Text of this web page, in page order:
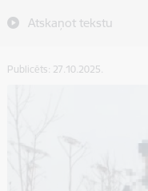
Atskaņot tekstu
Publicēts: 27.10.2025.